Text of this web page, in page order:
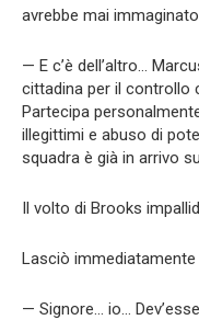
avrebbe mai
— E c’è dell’altro…
cittadina per il controllo
Partecipa
illegittimi e abuso di
squadra è già in arrivo
Il volto di Brooks
Lasciò
— Signore… io…